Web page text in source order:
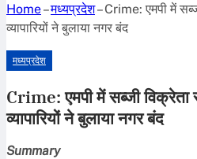
Home–मध्यप्रदेश–Crime: एमपी में
व्यापारियों ने बुलाया नगर बंद
मध्यप्रदेश
Crime: एमपी में सब्जी विक्रेता
व्यापारियों ने बुलाया नगर बंद
Summary